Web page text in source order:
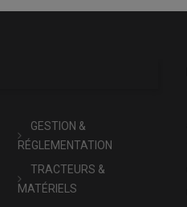
GESTION &
RÉGLEMENTATION
TRACTEURS &
MATÉRIELS